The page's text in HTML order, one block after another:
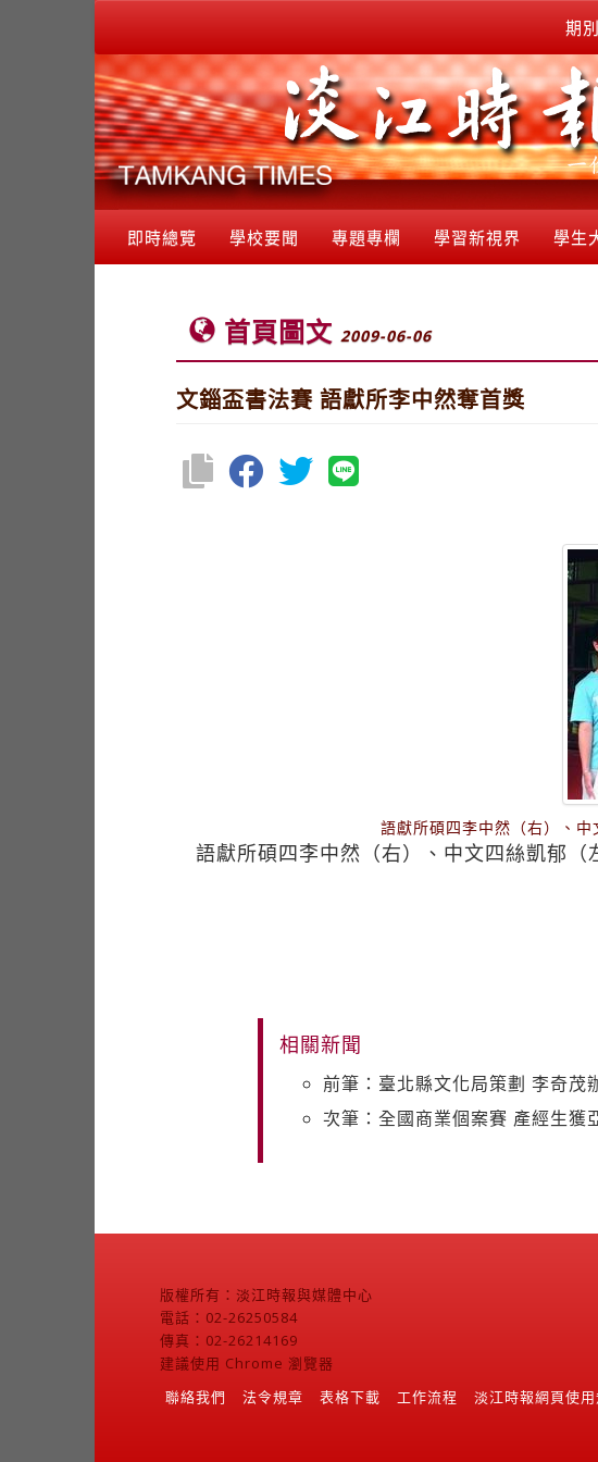
期
即時總覽 學校要聞 專題專欄 學習新視界 學生
首頁圖文 2009-06-06
文錙盃書法賽 語獻所李中然奪首獎
語獻所碩四李中然（右）、
語獻所碩四李中然（右）、中文四絲凱郁
相關新聞
前筆：臺北縣文化局策劃 李奇茂
次筆：全國商業個案賽 產經生獲
版權所有：淡江時報與媒體中心
電話：02-26250584
傳真：02-26214169
建議使用 Chrome 瀏覽器
聯絡我們
法令規章 表格下載 工作流程 淡江時報網頁使用